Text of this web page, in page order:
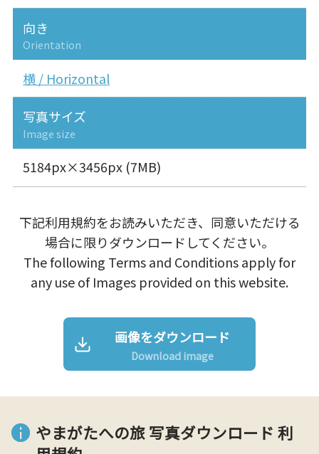
向き
Orientation
横 / Horizontal
写真サイズ
Image size
5184px×3456px (7MB)
下記利用規約をお読みいただき、同意いただける
場合に限りダウンロードしてください。
The following Terms and Conditions apply for
any use of Images provided on this website.
画像をダウンロード
Download image
やまがたへの旅 写真ダウンロード 利